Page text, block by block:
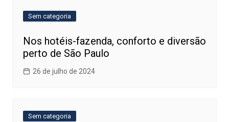
Sem categoria
Nos hotéis-fazenda, conforto e diversão
perto de São Paulo
26 de julho de 2024
Sem categoria